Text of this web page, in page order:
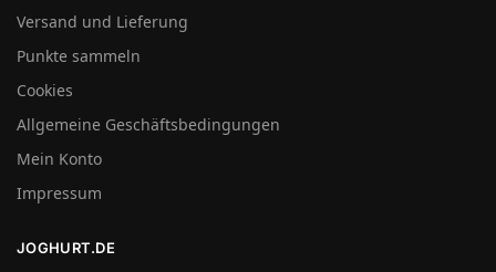
Versand und Lieferung
Punkte sammeln
Cookies
Allgemeine Geschäftsbedingungen
Mein Konto
Impressum
JOGHURT.DE